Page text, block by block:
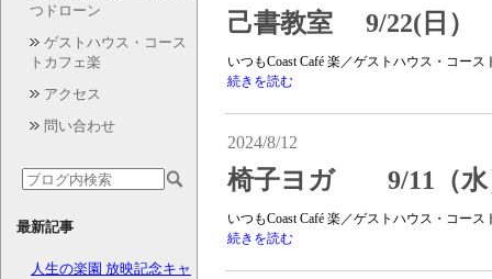
つドローン
ゲストハウス・コース
トカフェ楽
アクセス
問い合わせ
最新記事
人生の楽園 放映記念キャ
己書教室 9/22(日）
いつもCoast Café 楽／ゲストハウス・コー
続きを読む
2024/8/12
椅子ヨガ 9/11（水
いつもCoast Café 楽／ゲストハウス・コー
続きを読む